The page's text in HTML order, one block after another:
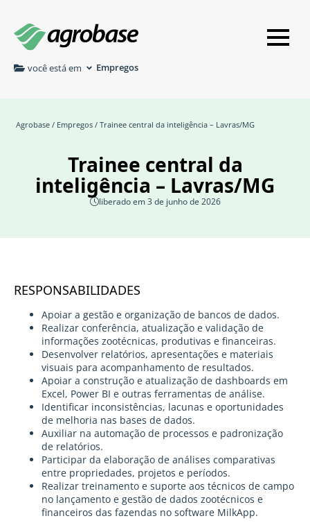
você está em Empregos
Agrobase / Empregos / Trainee central da inteligência – Lavras/MG
Trainee central da
inteligência – Lavras/MG
liberado em 3 de junho de 2026
RESPONSABILIDADES
Apoiar a gestão e organização de bancos de dados.
Realizar conferência, atualização e validação de
informações zootécnicas, produtivas e financeiras.
Desenvolver relatórios, apresentações e materiais
visuais para acompanhamento de resultados.
Apoiar a construção e atualização de dashboards em
Excel, Power BI e outras ferramentas de análise.
Identificar inconsistências, lacunas e oportunidades
de melhoria nas bases de dados.
Auxiliar na automação de processos e padronização
de relatórios.
Participar da elaboração de análises comparativas
entre propriedades, projetos e períodos.
Realizar treinamento e suporte aos técnicos de campo
no lançamento e gestão de dados zootécnicos e
financeiros das fazendas no software MilkApp.